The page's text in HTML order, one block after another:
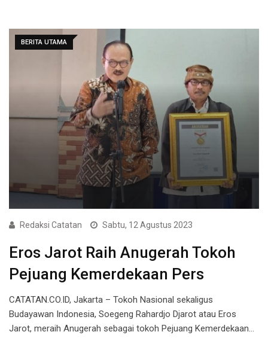
BERITA UTAMA
Redaksi Catatan Sabtu, 12 Agustus 2023
Eros Jarot Raih Anugerah Tokoh
Pejuang Kemerdekaan Pers
CATATAN.CO.ID, Jakarta – Tokoh Nasional sekaligus
Budayawan Indonesia, Soegeng Rahardjo Djarot atau Eros
Jarot, meraih Anugerah sebagai tokoh Pejuang Kemerdekaan…